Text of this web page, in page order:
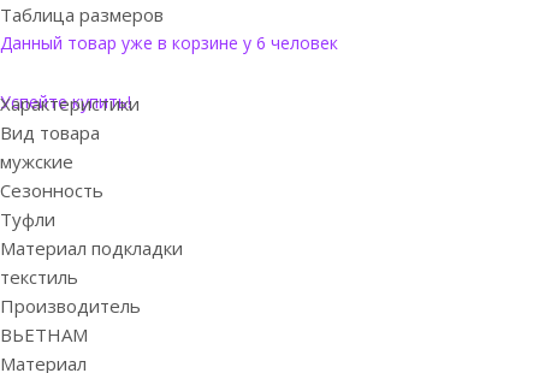
Таблица размеров
Данный товар уже в корзине у 6 человек
Успейте купить!
Характеристики
Вид товара
мужские
Сезонность
Туфли
Материал подкладки
текстиль
Производитель
ВЬЕТНАМ
Материал